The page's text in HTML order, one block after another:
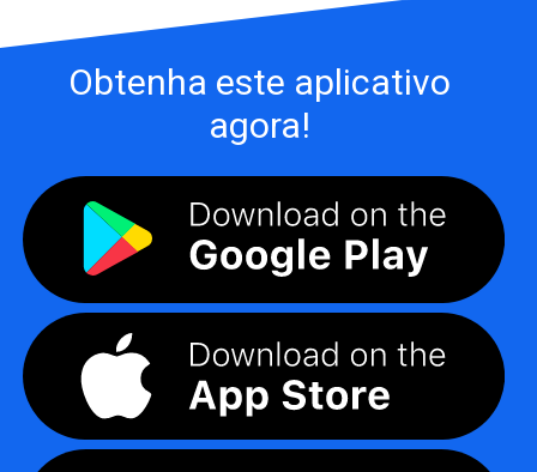
Obtenha este aplicativo
agora!